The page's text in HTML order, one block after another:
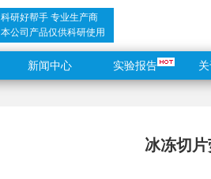
科研好帮手 专业生产商
本公司产品仅供科研使用
新闻中心 实验报告
冰冻切